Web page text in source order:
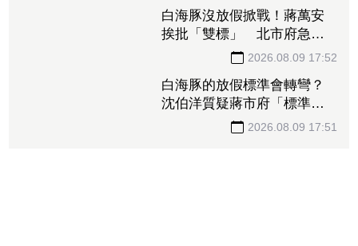
白海豚沒放假掀戰！蔣萬安
挨批「雙標」 北市府急澄
清：兩次條件根本不同
2026.08.09 17:52
白海豚的放假標準會轉彎？
沈伯洋質疑蔣市府「標準不